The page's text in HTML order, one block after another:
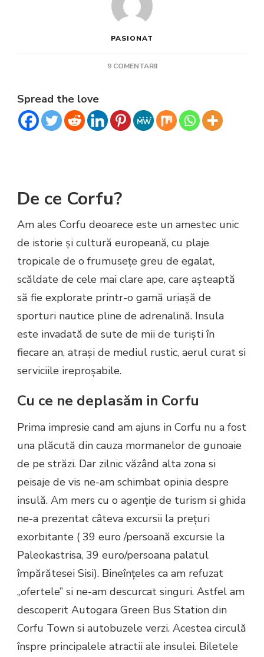
PASIONAT
9 COMENTARIILA
Spread the love
De ce Corfu?
Am ales Corfu deoarece este un amestec unic
de istorie şi cultură europeană, cu plaje
tropicale de o frumuseţe greu de egalat,
scăldate de cele mai clare ape, care aşteaptă
să fie explorate printr-o gamă uriaşă de
sporturi nautice pline de adrenalină. Insula
este invadată de sute de mii de turişti în
fiecare an, atraşi de mediul rustic, aerul curat si
serviciile ireproșabile.
Cu ce ne deplasăm in Corfu
Prima impresie cand am ajuns in Corfu nu a fost
una plăcută din cauza mormanelor de gunoaie
de pe străzi. Dar zilnic văzând alta zona si
peisaje de vis ne-am schimbat opinia despre
insulă. Am mers cu o agenție de turism si ghida
ne-a prezentat câteva excursii la prețuri
exorbitante ( 39 euro /persoană excursie la
Paleokastrisa, 39 euro/persoana palatul
împărătesei Sisi). Bineînțeles ca am refuzat
,,ofertele” si ne-am descurcat singuri. Astfel am
descoperit Autogara Green Bus Station din
Corfu Town si autobuzele verzi. Acestea circulă
înspre principalele atractii ale insulei. Biletele